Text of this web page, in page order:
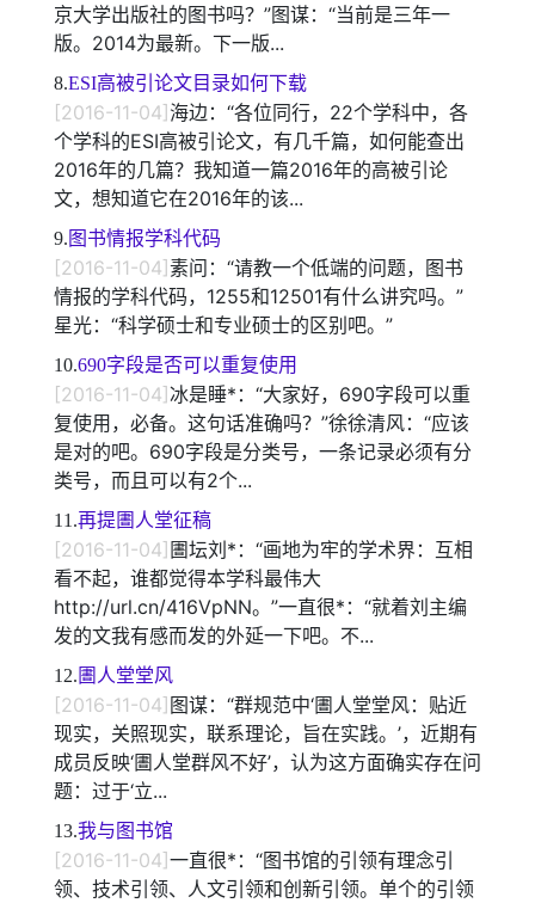
京大学出版社的图书吗？”图谋：“当前是三年一
版。2014为最新。下一版...
8.ESI高被引论文目录如何下载
[2016-11-04]海边：“各位同行，22个学科中，各
个学科的ESI高被引论文，有几千篇，如何能查出
2016年的几篇？我知道一篇2016年的高被引论
文，想知道它在2016年的该...
9. 图书情报学科代码
[2016-11-04]素问：“请教一个低端的问题，图书
情报的学科代码，1255和12501有什么讲究吗。”
星光：“科学硕士和专业硕士的区别吧。”
10.690字段是否可以重复使用
[2016-11-04]冰是睡*：“大家好，690字段可以重
复使用，必备。这句话准确吗？”徐徐清风：“应该
是对的吧。690字段是分类号，一条记录必须有分
类号，而且可以有2个...
11.再提圕人堂征稿
[2016-11-04]圕坛刘*：“画地为牢的学术界：互相
看不起，谁都觉得本学科最伟大
http://url.cn/416VpNN。”一直很*：“就着刘主编
发的文我有感而发的外延一下吧。不...
12. 圕人堂堂风
[2016-11-04]图谋：“群规范中‘圕人堂堂风：贴近
现实，关照现实，联系理论，旨在实践。’，近期有
成员反映‘圕人堂群风不好’，认为这方面确实存在问
题：过于‘立...
13.我与图书馆
[2016-11-04]一直很*：“图书馆的引领有理念引
领、技术引领、人文引领和创新引领。单个的引领